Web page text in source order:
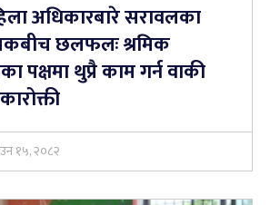
अधिकारबारे सरावलका
छलफलः श्रमिक
पक्षमा थुप्रै काम गर्न वाकी
१५, २०८२